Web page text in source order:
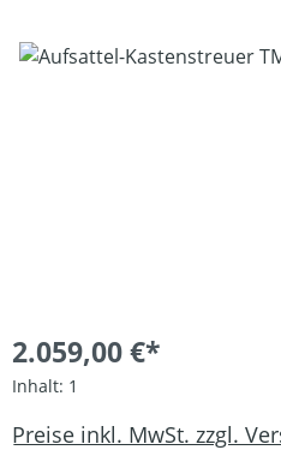
Bildergalerie überspringen
2.059,00 €*
Inhalt: 1
Preise inkl. MwSt. zzgl.